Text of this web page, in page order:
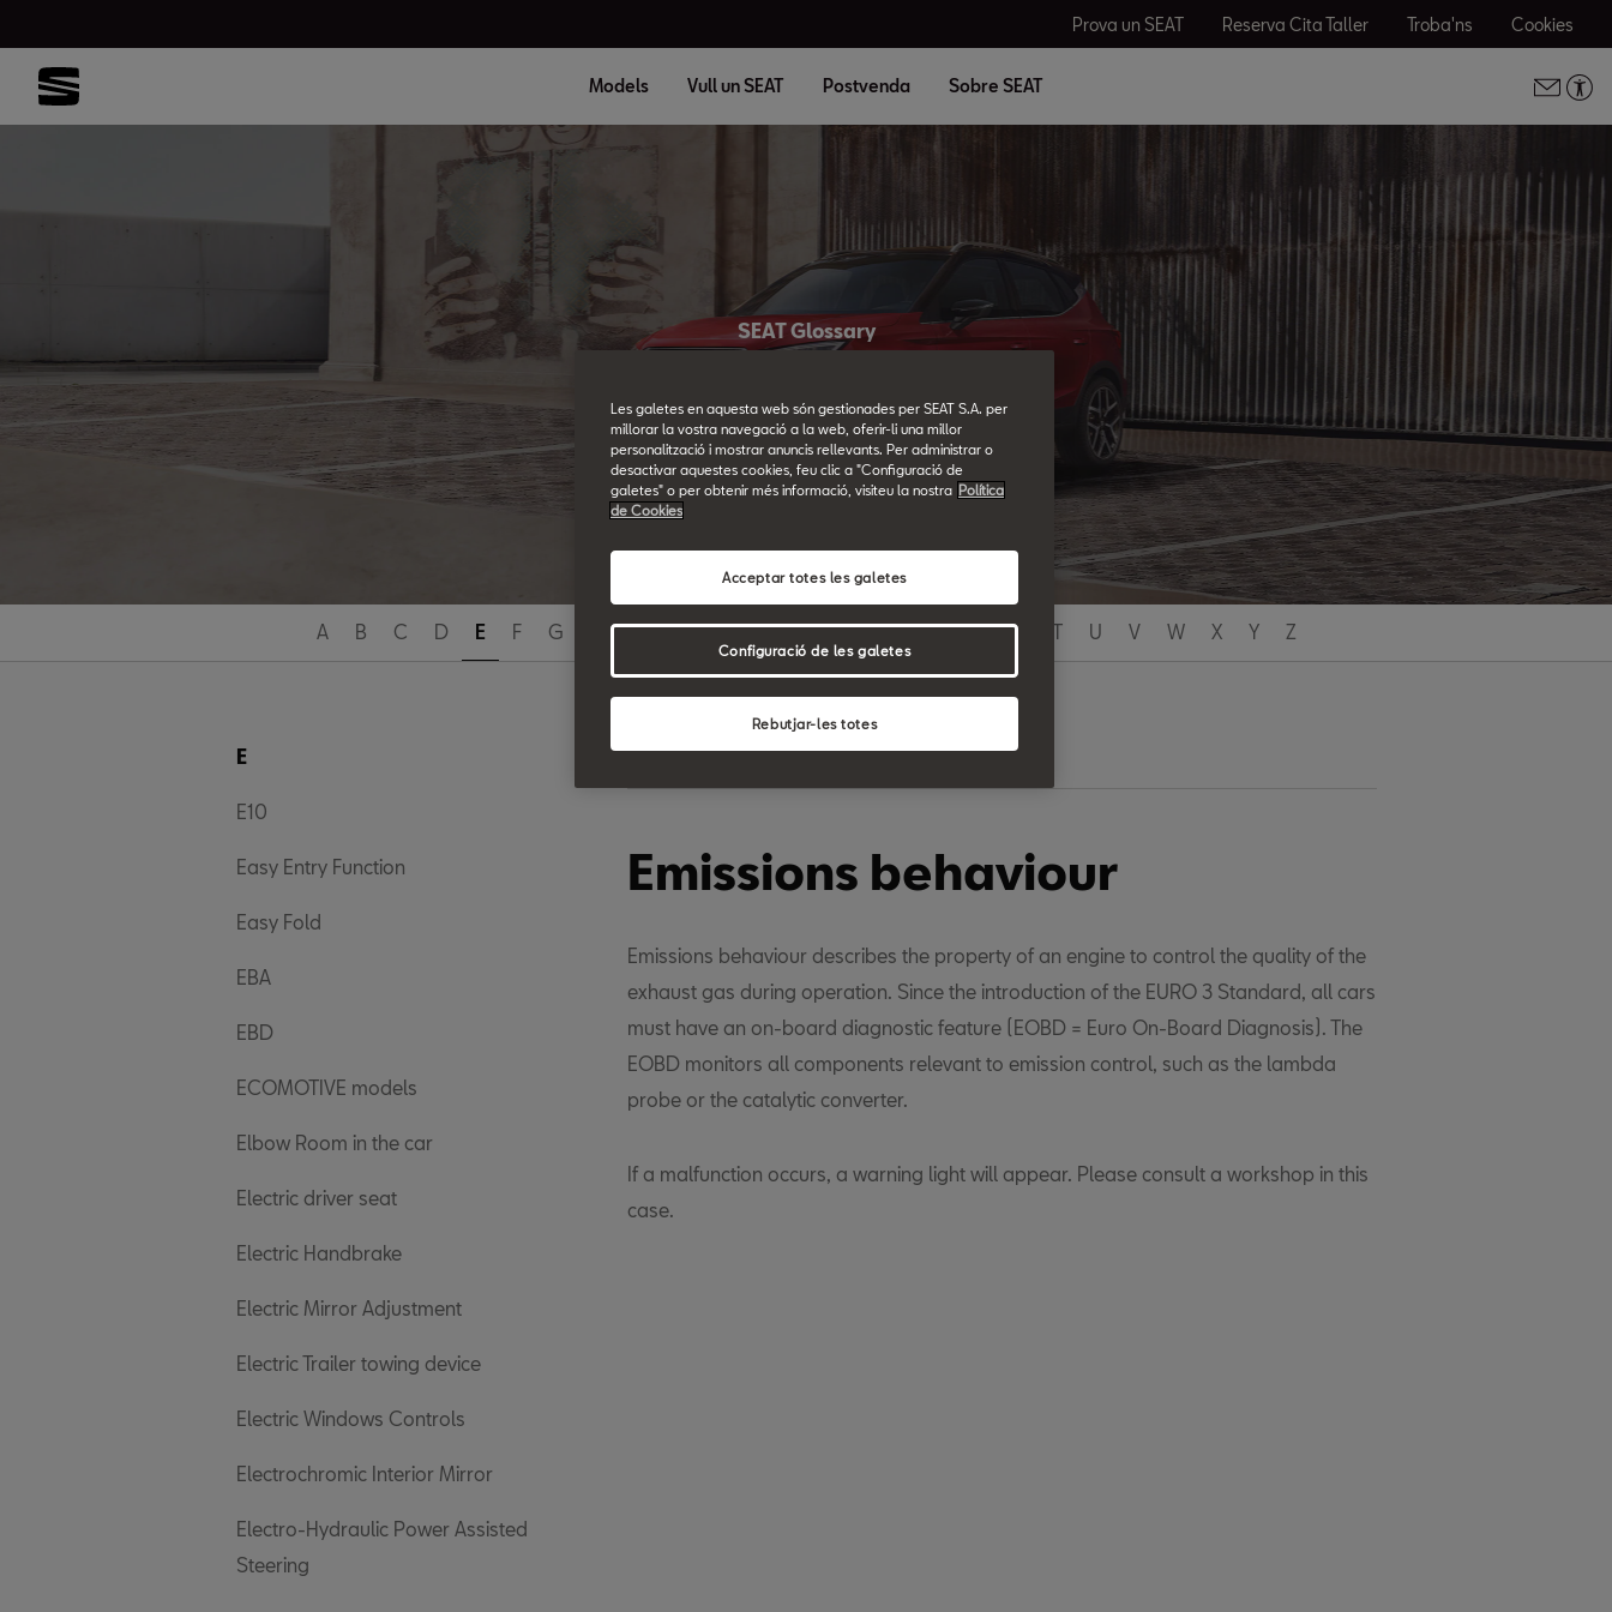
Prova un SEAT Reserva Cita Taller Troba'ns Cookies
Models Vull un SEAT Postvenda Sobre SEAT
SEAT Glossary
All the details.
A B C D E F G I J K L M N O P Q R S T U V W X Y Z
E
E10
Easy Entry Function
Easy Fold
EBA
EBD
ECOMOTIVE models
Elbow Room in the car
Electric driver seat
Electric Handbrake
Electric Mirror Adjustment
Electric Trailer towing device
Electric Windows Controls
Electrochromic Interior Mirror
Electro-Hydraulic Power Assisted
Steering
Search
Emissions behaviour
Emissions behaviour describes the property of an engine to control the quality of the
exhaust gas during operation. Since the introduction of the EURO 3 Standard, all cars
must have an on-board diagnostic feature (EOBD = Euro On-Board Diagnosis). The
EOBD monitors all components relevant to emission control, such as the lambda
probe or the catalytic converter.
If a malfunction occurs, a warning light will appear. Please consult a workshop in this
case.
Les galetes en aquesta web són gestionades per SEAT S.A. per
millorar la vostra navegació a la web, oferir-li una millor
personalització i mostrar anuncis rellevants. Per administrar o
desactivar aquestes cookies, feu clic a "Configuració de
galetes" o per obtenir més informació, visiteu la nostra Política
de Cookies
Rebutjar-les totes
Acceptar totes les galetes
Configuració de les galetes